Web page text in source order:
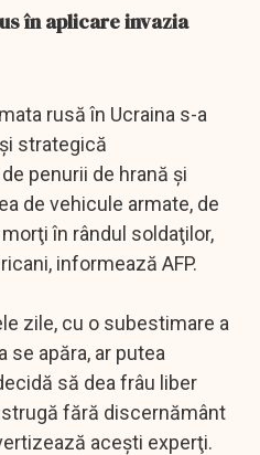
în aplicare invazia
rusă în Ucraina s-a
strategică
penurii de hrană şi
de vehicule armate, de
în rândul soldaţilor,
informează AFP.
zile, cu o subestimare a
se apăra, ar putea
să dea frâu liber
fără discernământ
aceşti experţi.